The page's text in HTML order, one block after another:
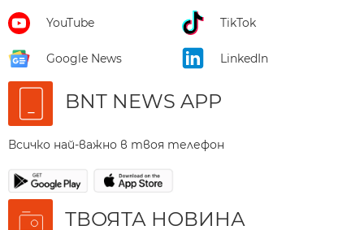
YouTube TikTok
Google News LinkedIn
BNT NEWS APP
Всичко най-важно в твоя телефон
ТВОЯТА НОВИНА